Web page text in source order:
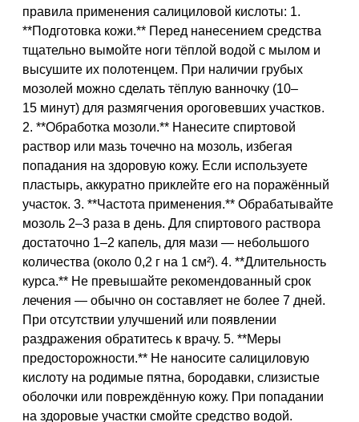
правила применения салициловой кислоты: 1.
**Подготовка кожи.** Перед нанесением средства
тщательно вымойте ноги тёплой водой с мылом и
высушите их полотенцем. При наличии грубых
мозолей можно сделать тёплую ванночку (10–
15 минут) для размягчения ороговевших участков.
2. **Обработка мозоли.** Нанесите спиртовой
раствор или мазь точечно на мозоль, избегая
попадания на здоровую кожу. Если используете
пластырь, аккуратно приклейте его на поражённый
участок. 3. **Частота применения.** Обрабатывайте
мозоль 2–3 раза в день. Для спиртового раствора
достаточно 1–2 капель, для мази — небольшого
количества (около 0,2 г на 1 см²). 4. **Длительность
курса.** Не превышайте рекомендованный срок
лечения — обычно он составляет не более 7 дней.
При отсутствии улучшений или появлении
раздражения обратитесь к врачу. 5. **Меры
предосторожности.** Не наносите салициловую
кислоту на родимые пятна, бородавки, слизистые
оболочки или повреждённую кожу. При попадании
на здоровые участки смойте средство водой.